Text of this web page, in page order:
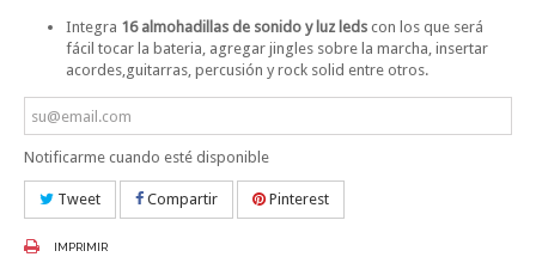
Integra 16 almohadillas de sonido y luz leds con los que será
fácil tocar la bateria, agregar jingles sobre la marcha, insertar
acordes,guitarras, percusión y rock solid entre otros.
Notificarme cuando esté disponible
Tweet Compartir Pinterest
IMPRIMIR